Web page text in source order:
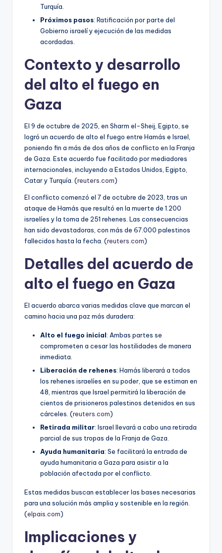
Turquía.
Próximos pasos: Ratificación por parte del
Gobierno israelí y ejecución de las medidas
acordadas.
Contexto y desarrollo
del alto el fuego en
Gaza
El 9 de octubre de 2025, en Sharm el-Sheij, Egipto, se
logró un acuerdo de alto el fuego entre Hamás e Israel,
poniendo fin a más de dos años de conflicto en la Franja
de Gaza. Este acuerdo fue facilitado por mediadores
internacionales, incluyendo a Estados Unidos, Egipto,
Catar y Turquía. (reuters.com)
El conflicto comenzó el 7 de octubre de 2023, tras un
ataque de Hamás que resultó en la muerte de 1.200
israelíes y la toma de 251 rehenes. Las consecuencias
han sido devastadoras, con más de 67.000 palestinos
fallecidos hasta la fecha. (reuters.com)
Detalles del acuerdo de
alto el fuego en Gaza
El acuerdo abarca varias medidas clave que marcan el
camino hacia una paz más duradera:
Alto el fuego inicial: Ambas partes se
comprometen a cesar las hostilidades de manera
inmediata.
Liberación de rehenes: Hamás liberará a todos
los rehenes israelíes en su poder, que se estiman en
48, mientras que Israel permitirá la liberación de
cientos de prisioneros palestinos detenidos en sus
cárceles. (reuters.com)
Retirada militar: Israel llevará a cabo una retirada
parcial de sus tropas de la Franja de Gaza.
Ayuda humanitaria: Se facilitará la entrada de
ayuda humanitaria a Gaza para asistir a la
población afectada por el conflicto.
Estas medidas buscan establecer las bases necesarias
para una solución más amplia y sostenible en la región.
(elpais.com)
Implicaciones y